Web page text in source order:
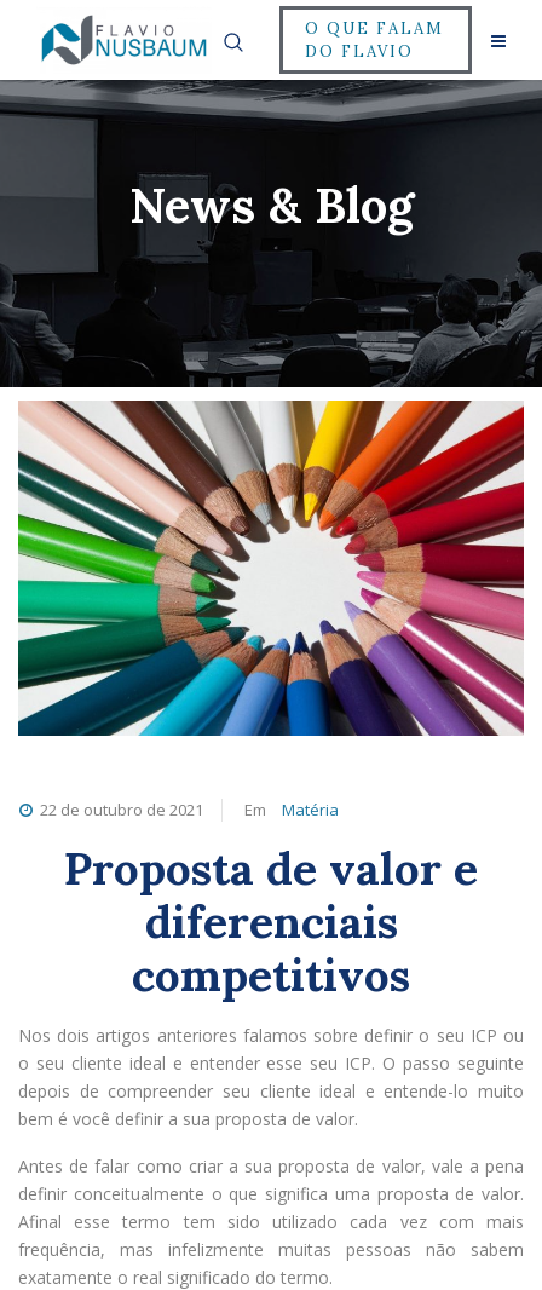
O QUE FALAM
DO FLAVIO
News & Blog
22 de outubro de 2021 Em Matéria
Proposta de valor e
diferenciais
competitivos
Nos dois artigos anteriores falamos sobre definir o seu ICP ou
o seu cliente ideal e entender esse seu ICP. O passo seguinte
depois de compreender seu cliente ideal e entende-lo muito
bem é você definir a sua proposta de valor.
Antes de falar como criar a sua proposta de valor, vale a pena
definir conceitualmente o que significa uma proposta de valor.
Afinal esse termo tem sido utilizado cada vez com mais
frequência, mas infelizmente muitas pessoas não sabem
exatamente o real significado do termo.